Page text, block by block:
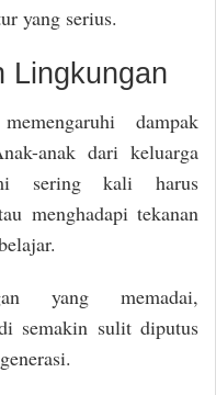
yang serius.
Lingkungan
dampak
anak dari keluarga
sering kali harus
menghadapi tekanan
yang memadai,
semakin sulit diputus